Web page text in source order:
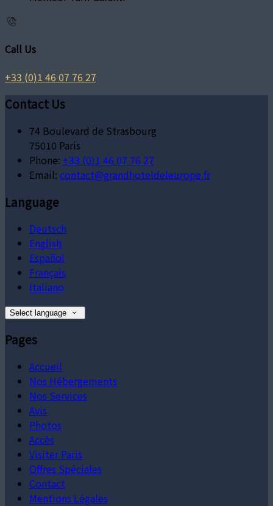
Call Us
+33 (0)1 46 07 76 27
Contact Us
74 Boulevard de Strasbourg
75010 Paris
Phone: +33 (0)1 46 07 76 27
Email: contact@grandhoteldeleurope.fr
Language
Deutsch
English
Español
Français
Italiano
Select language
Pages
Accueil
Nos Hébergements
Nos Services
Avis
Photos
Accès
Visiter Paris
Offres Spéciales
Contact
Mentions Légales